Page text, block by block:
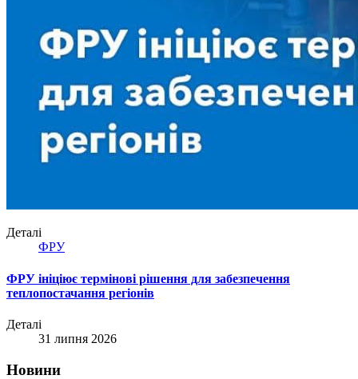
Деталі
ФРУ
ФРУ ініціює термінові рішення для забезпечення
теплопостачання регіонів
Деталі
31 липня 2026
Новини